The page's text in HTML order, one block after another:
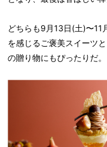
どちらも9月13日(土)〜11
を感じるご褒美スイーツ
の贈り物にもぴったりだ。